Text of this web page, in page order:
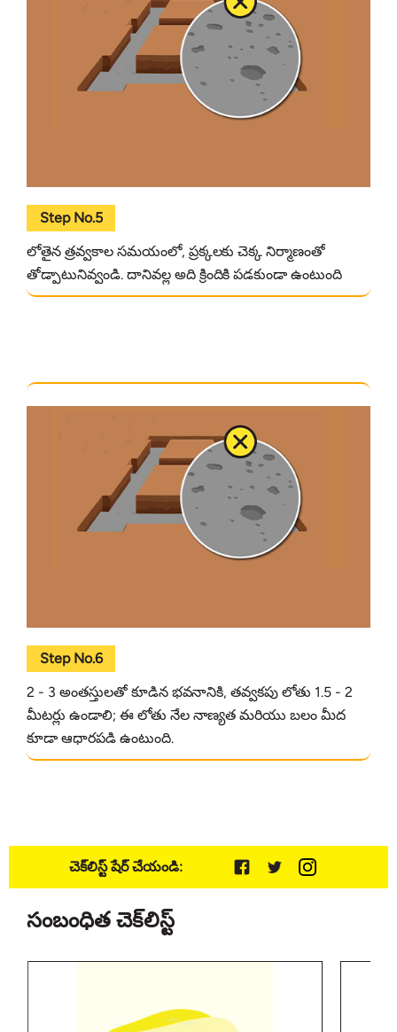
Step No.5
లోతైన త్రవ్వకాల సమయంలో, ప్రక్కలకు చెక్క నిర్మాణంతో
తోడ్పాటునివ్వండి. దానివల్ల అది క్రిందికి పడకుండా ఉంటుంది
Step No.6
2 - 3 అంతస్తులతో కూడిన భవనానికి, తవ్వకపు లోతు 1.5 - 2
మీటర్లు ఉండాలి; ఈ లోతు నేల నాణ్యత మరియు బలం మీద
కూడా ఆధారపడి ఉంటుంది.
చెక్‌లిస్ట్ షేర్ చేయండి:
సంబంధిత చెక్‌లిస్ట్